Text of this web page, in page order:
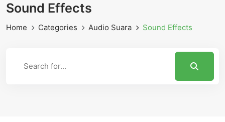
Sound Effects
Home Categories Audio Suara Sound Effects